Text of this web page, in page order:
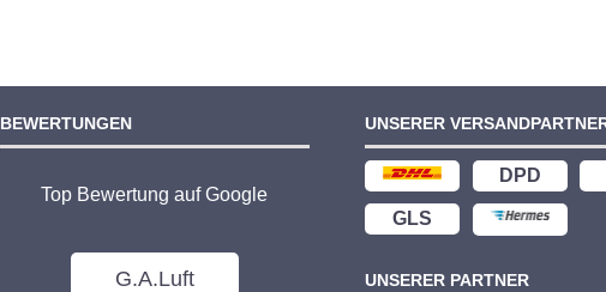
BEWERTUNGEN
Top Bewertung auf Google
G.A.Luft
UNSERER
DPD
GLS
UNSERER PARTNER